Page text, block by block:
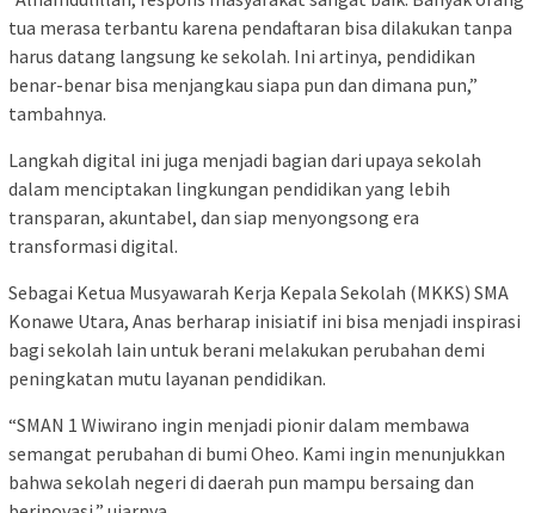
tua merasa terbantu karena pendaftaran bisa dilakukan tanpa
harus datang langsung ke sekolah. Ini artinya, pendidikan
benar-benar bisa menjangkau siapa pun dan dimana pun,”
tambahnya.
Langkah digital ini juga menjadi bagian dari upaya sekolah
dalam menciptakan lingkungan pendidikan yang lebih
transparan, akuntabel, dan siap menyongsong era
transformasi digital.
Sebagai Ketua Musyawarah Kerja Kepala Sekolah (MKKS) SMA
Konawe Utara, Anas berharap inisiatif ini bisa menjadi inspirasi
bagi sekolah lain untuk berani melakukan perubahan demi
peningkatan mutu layanan pendidikan.
“SMAN 1 Wiwirano ingin menjadi pionir dalam membawa
semangat perubahan di bumi Oheo. Kami ingin menunjukkan
bahwa sekolah negeri di daerah pun mampu bersaing dan